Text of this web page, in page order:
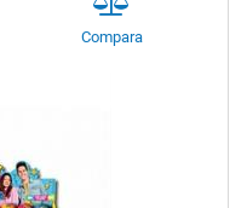
Compara